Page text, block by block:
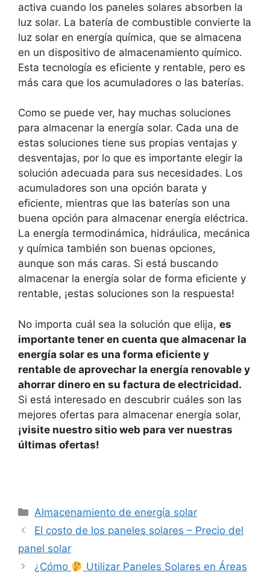
activa cuando los paneles solares absorben la
luz solar. La batería de combustible convierte la
luz solar en energía química, que se almacena
en un dispositivo de almacenamiento químico.
Esta tecnología es eficiente y rentable, pero es
más cara que los acumuladores o las baterías.
Como se puede ver, hay muchas soluciones
para almacenar la energía solar. Cada una de
estas soluciones tiene sus propias ventajas y
desventajas, por lo que es importante elegir la
solución adecuada para sus necesidades. Los
acumuladores son una opción barata y
eficiente, mientras que las baterías son una
buena opción para almacenar energía eléctrica.
La energía termodinámica, hidráulica, mecánica
y química también son buenas opciones,
aunque son más caras. Si está buscando
almacenar la energía solar de forma eficiente y
rentable, ¡estas soluciones son la respuesta!
No importa cuál sea la solución que elija, es
importante tener en cuenta que almacenar la
energía solar es una forma eficiente y
rentable de aprovechar la energía renovable y
ahorrar dinero en su factura de electricidad.
Si está interesado en descubrir cuáles son las
mejores ofertas para almacenar energía solar,
¡visite nuestro sitio web para ver nuestras
últimas ofertas!
Categorías
Almacenamiento de energía solar
El costo de los paneles solares – Precio del
panel solar
¿Cómo
Utilizar Paneles Solares en Áreas